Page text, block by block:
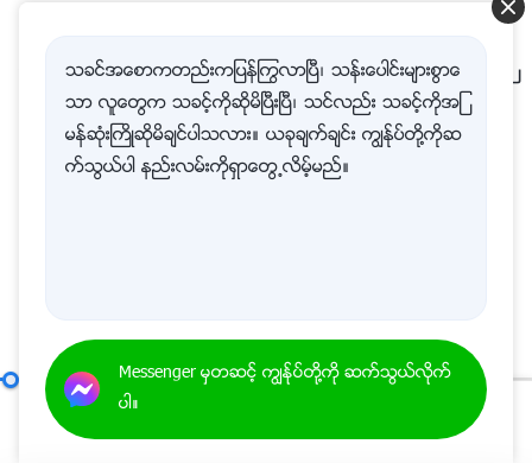
သခင္အေစာကတည္းကျပန္ႂကြလာၿပီ၊ သန္းေပါင္းမ်ားစြာေ
သာ လူေတြက သခင့္ကိုဆိုမိၿပီးၿပီ၊ သင္လည္း သခင့္ကိုအျ
မန္ဆုံးႀကိဳဆိုမိခ်င္ပါသလား။ ယခုခ်က္ခ်င္း ကြၽန္ုပ္တို႔ကိုဆ
က္သြယ္ပါ နည္းလမ္းကိုရွာေတြ႕လိမ့္မည္။
Messenger မွတဆင့္ ကြၽန္ုပ္တို႔ကို ဆက္သြယ္လိုက္
ပါ။
00:20 01:17:49